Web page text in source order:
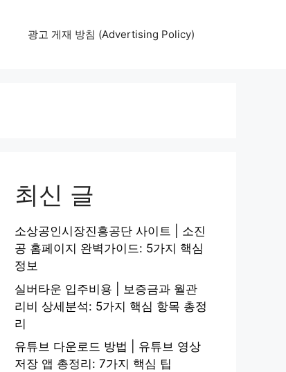
광고 게재 방침 (Advertising Policy)
최신 글
소상공인시장진흥공단 사이트 | 소진
공 홈페이지 완벽가이드: 5가지 핵심
정보
실버타운 입주비용 | 보증금과 월관
리비 상세분석: 5가지 핵심 항목 총정
리
유튜브 다운로드 방법 | 유튜브 영상
저장 앱 총정리: 7가지 핵심 팁